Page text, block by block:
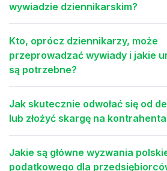
wywiadzie dziennikarskim?
Kto, oprócz dziennikarzy, może
przeprowadzać wywiady i jakie
są potrzebne?
Jak skutecznie odwołać się od
lub złożyć skargę na
Jakie są główne wyzwania
podatkowego dla